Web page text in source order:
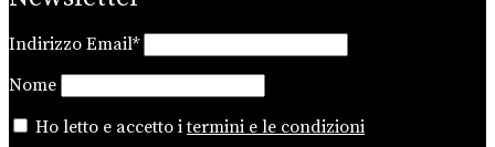
Indirizzo Email*
Nome
Ho letto e accetto itermini e le condizioni